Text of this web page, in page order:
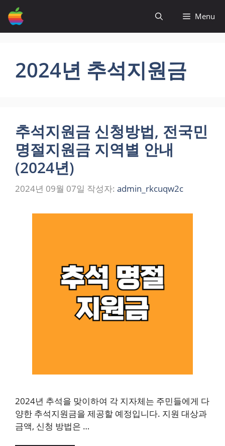
츠
Menu
2024년 추석지원금
추석지원금 신청방법, 전국민
명절지원금 지역별 안내
(2024년)
2024년 09월 07일 작성자: admin_rkcuqw2c
2024년 추석을 맞이하여 각 지자체는 주민들에게 다
양한 추석지원금을 제공할 예정입니다. 지원 대상과
금액, 신청 방법은 …